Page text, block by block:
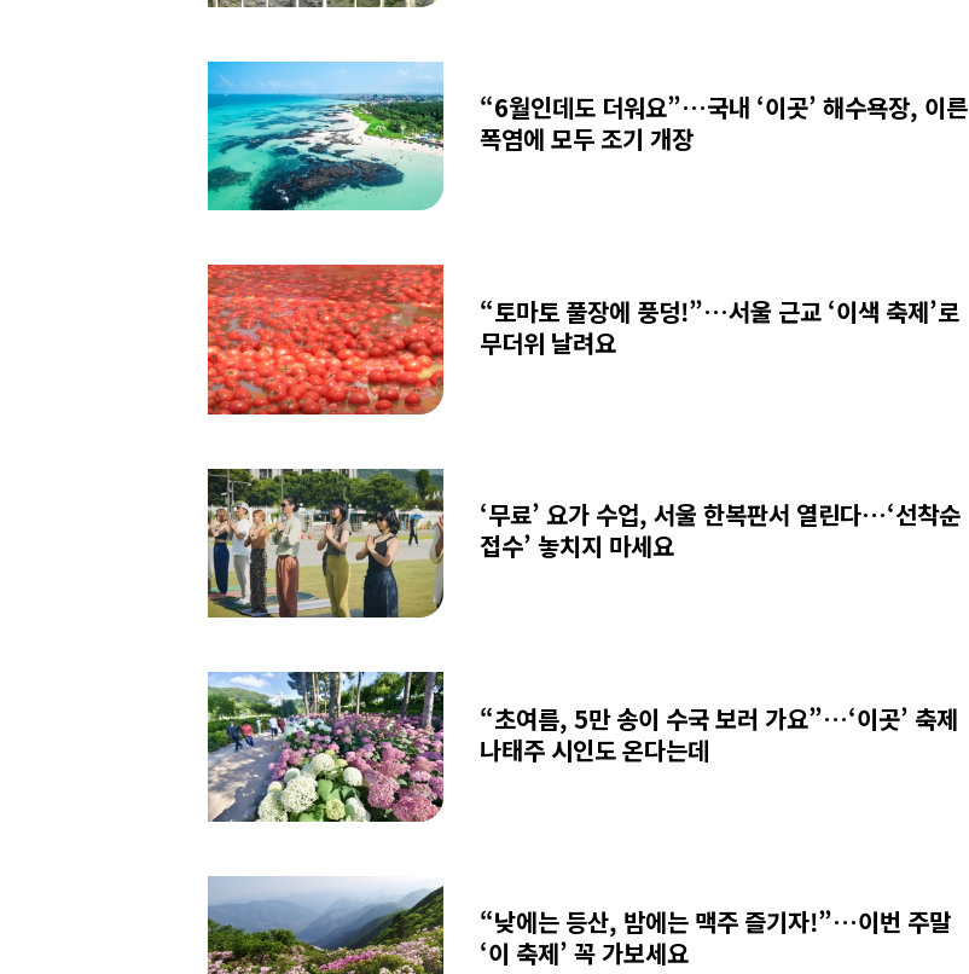
“6월인데도 더워요”…국내 ‘이곳’ 해수욕장, 이른
폭염에 모두 조기 개장
“토마토 풀장에 풍덩!”…서울 근교 ‘이색 축제’로
무더위 날려요
‘무료’ 요가 수업, 서울 한복판서 열린다…‘선착순
접수’ 놓치지 마세요
“초여름, 5만 송이 수국 보러 가요”…‘이곳’ 축제
나태주 시인도 온다는데
“낮에는 등산, 밤에는 맥주 즐기자!”…이번 주말
‘이 축제’ 꼭 가보세요